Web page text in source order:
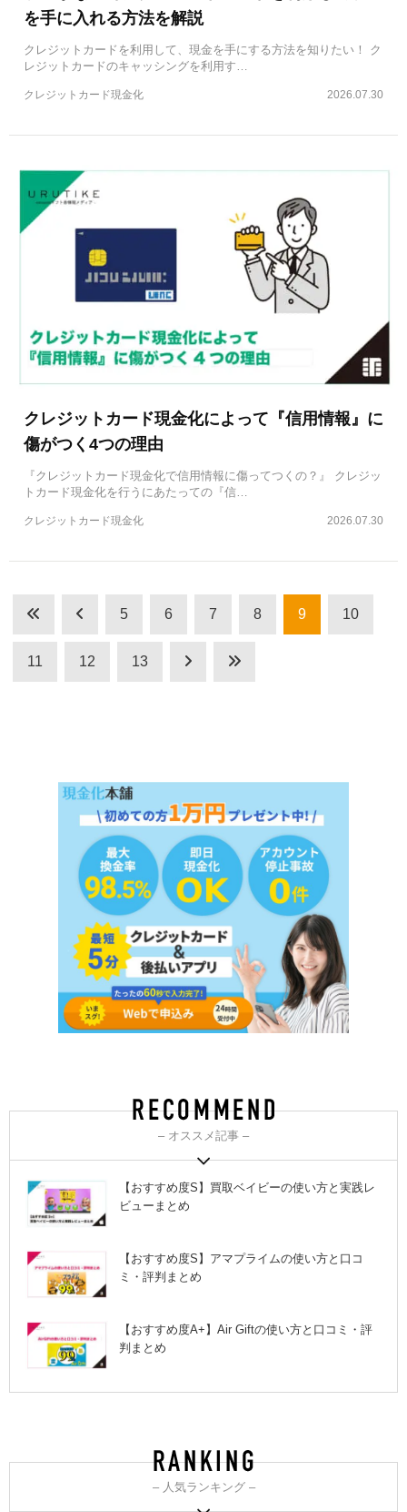
を手に入れる方法を解説
クレジットカードを利用して、現金を手にする方法を知りたい！ ク
レジットカードのキャッシングを利用す…
2026.07.30
クレジットカード現金化
クレジットカード現金化によって『信用情報』に
傷がつく4つの理由
『クレジットカード現金化で信用情報に傷ってつくの？』 クレジッ
トカード現金化を行うにあたっての『信…
2026.07.30
クレジットカード現金化
5 6 7 8 9 10
11 12 13
– オススメ記事 –
【おすすめ度S】買取ベイビーの使い方と実践レ
ビューまとめ
【おすすめ度S】アマプライムの使い方と口コ
ミ・評判まとめ
【おすすめ度A+】Air Giftの使い方と口コミ・評
判まとめ
– 人気ランキング –